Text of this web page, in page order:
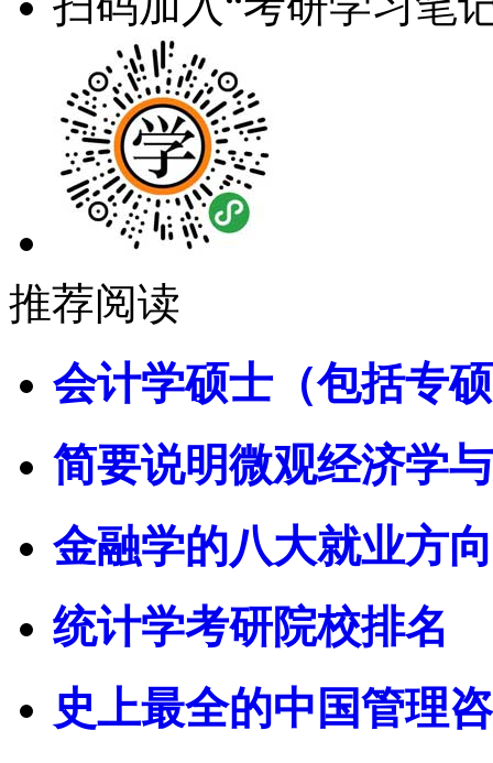
推荐阅读
会计学硕士（包括专
简要说明微观经济学
金融学的八大就业方
统计学考研院校排名
史上最全的中国管理